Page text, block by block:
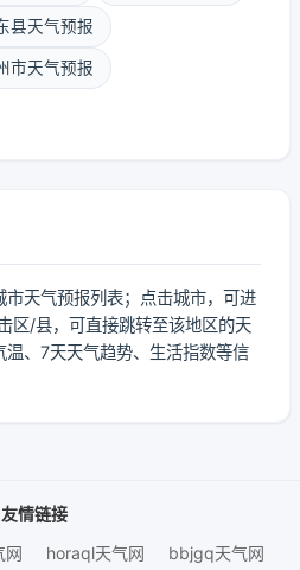
县天气预报
市天气预报
市天气预报列表；点击城市，可进
区/县，可直接跳转至该地区的天
、7天天气趋势、生活指数等信
友情链接
网 horaql天气网 bbjgq天气网